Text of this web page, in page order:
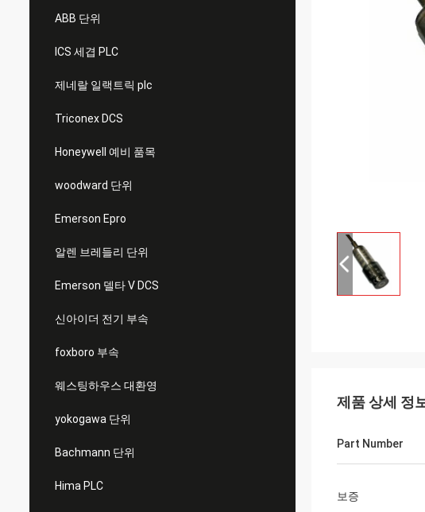
ABB 단위
ICS 세겹 PLC
제네랄 일랙트릭 plc
Triconex DCS
Honeywell 예비 품목
woodward 단위
Emerson Epro
알렌 브레들리 단위
Emerson 델타 V DCS
신아이더 전기 부속
foxboro 부속
웨스팅하우스 대환영
yokogawa 단위
Bachmann 단위
Hima PLC
제품 상세 정
Part Number
보증